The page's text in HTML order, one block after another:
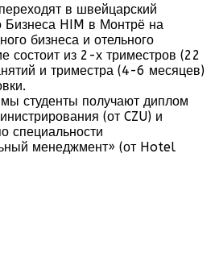
в швейцарский
Бизнеса HIM в Монтрё на
бизнеса и отельного
состоит из 2-х триместров (22
и триместра (4-6 месяцев)
студенты получают диплом
(от CZU) и
специальности
менеджмент» (от Hotel